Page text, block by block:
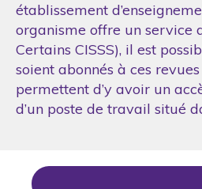
établissement
organisme offre un service
Certains CISSS), il est
soient abonnés à ces
permettent d’y avoir un
d’un poste de travail situé